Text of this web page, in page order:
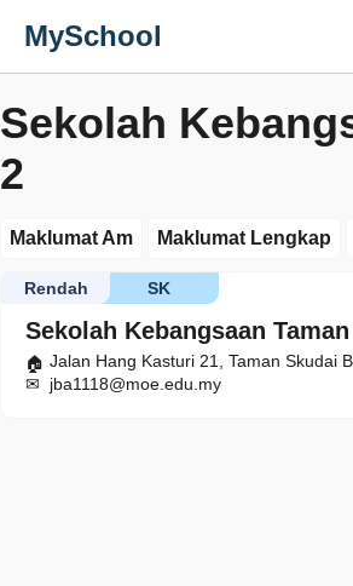
MySchool
Sekolah
2
Maklumat Am Maklumat Lengkap
Sekolah Kebangsaan
SK
Rendah
Jalan Hang Kasturi 21, Taman Skudai
jba1118@moe.edu.my